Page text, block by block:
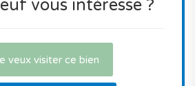
plus?
réserver ce bien.
vous intéresse ?
veux visiter ce bien